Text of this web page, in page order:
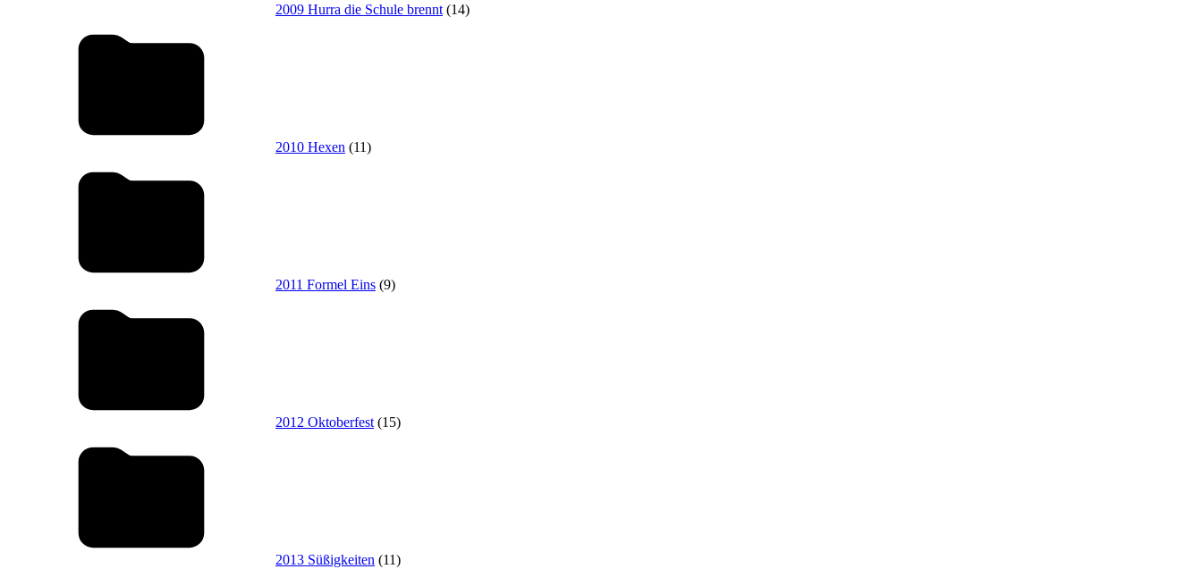
2009 Hurra die Schule brennt (14)
2010 Hexen (11)
2011 Formel Eins (9)
2012 Oktoberfest (15)
2013 Süßigkeiten (11)